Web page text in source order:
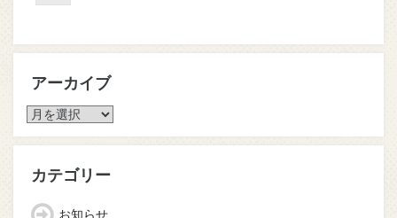
アーカイブ
ア
カ
ブ
カテゴリー
お知らせ